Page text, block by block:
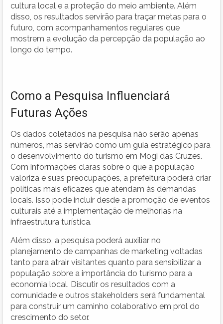
cultura local e a proteção do meio ambiente. Além
disso, os resultados servirão para traçar metas para o
futuro, com acompanhamentos regulares que
mostrem a evolução da percepção da população ao
longo do tempo.
Como a Pesquisa Influenciará
Futuras Ações
Os dados coletados na pesquisa não serão apenas
números, mas servirão como um guia estratégico para
o desenvolvimento do turismo em Mogi das Cruzes.
Com informações claras sobre o que a população
valoriza e suas preocupações, a prefeitura poderá criar
políticas mais eficazes que atendam às demandas
locais. Isso pode incluir desde a promoção de eventos
culturais até a implementação de melhorias na
infraestrutura turística.
Além disso, a pesquisa poderá auxiliar no
planejamento de campanhas de marketing voltadas
tanto para atrair visitantes quanto para sensibilizar a
população sobre a importância do turismo para a
economia local. Discutir os resultados com a
comunidade e outros stakeholders será fundamental
para construir um caminho colaborativo em prol do
crescimento do setor.